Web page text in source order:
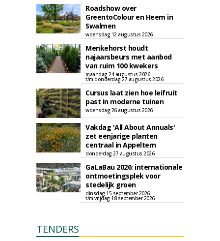
Roadshow over
GreentoColour en Heem in
Swalmen
woensdag 12 augustus 2026
Menkehorst houdt
najaarsbeurs met aanbod
van ruim 100 kwekers
maandag 24 augustus 2026
t/m donderdag 27 augustus 2026
Cursus laat zien hoe leifruit
past in moderne tuinen
woensdag 26 augustus 2026
Vakdag 'All About Annuals'
zet eenjarige planten
centraal in Appeltern
donderdag 27 augustus 2026
GaLaBau 2026: internationale
ontmoetingsplek voor
stedelijk groen
dinsdag 15 september 2026
t/m vrijdag 18 september 2026
TENDERS